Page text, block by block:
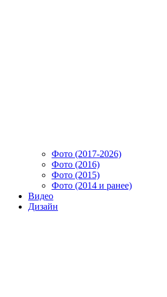
Фото (2017-2026)
Фото (2016)
Фото (2015)
Фото (2014 и ранее)
Видео
Дизайн